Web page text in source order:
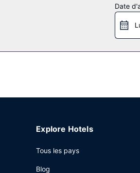
Sunrise Resort vous invite à découvrir son
Date
Explore Hotels
Tous les pays
Blog